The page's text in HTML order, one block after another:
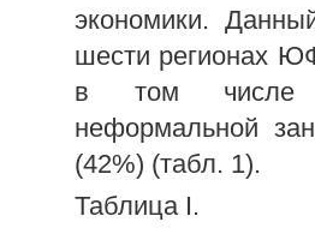
экономики.
шести регионах
в том числе
неформальной
(42%) (табл. 1).
Таблица I.